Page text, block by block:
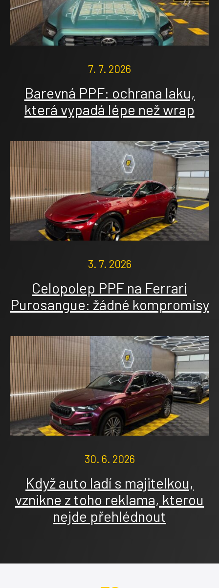
7. 7. 2026
Barevná PPF: ochrana laku,
která vypadá lépe než wrap
3. 7. 2026
Celopolep PPF na Ferrari
Purosangue: žádné kompromisy
30. 6. 2026
Když auto ladí s majitelkou,
vznikne z toho reklama, kterou
nejde přehlédnout